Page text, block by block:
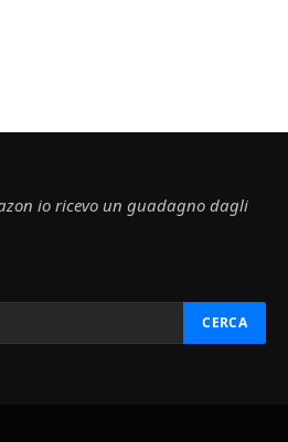
io ricevo un guadagno dagli